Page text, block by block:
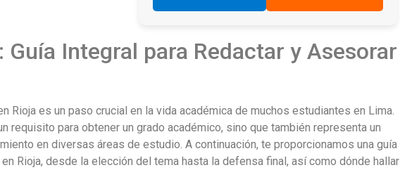
Guía Integral para Redactar y Asesorar
Rioja es un paso crucial en la vida académica de muchos estudiantes en Lima.
requisito para obtener un grado académico, sino que también representa un
en diversas áreas de estudio. A continuación, te proporcionamos una guía
Rioja, desde la elección del tema hasta la defensa final, así como dónde hallar